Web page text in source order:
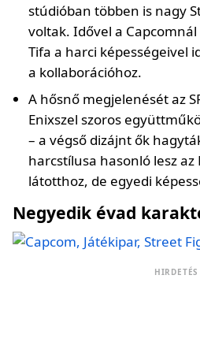
stúdióban többen is nagy
voltak. Idővel a
Tifa a harci képességeivel
a kollaborációhoz.
A hősnő megjelenését az
Enixszel szoros
– a végső dizájnt ők
harcstílusa hasonló lesz az
látotthoz, de egyedi
Negyedik évad
HIRDETÉS